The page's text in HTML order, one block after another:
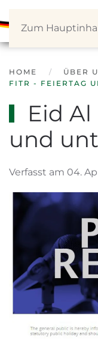
Zum
HOME ÜBER
FITR - FEIERTAG
Eid
und
Verfasst am 04.